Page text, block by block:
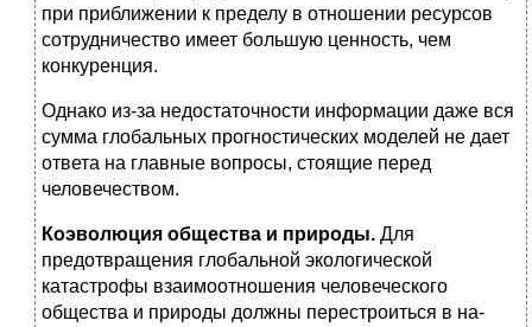
при приближении к пределу в отношении ресурсов
сотруд­ничество имеет большую ценность, чем
конкуренция.
Однако из-за недостаточности информации даже вся
сум­ма глобальных прогностических моделей не дает
ответа на глав­ные вопросы, стоящие перед
человечеством.
Коэволюция общества и природы. Для
предотвращения глобальной экологической
катастрофы взаимоотношения че­ловеческого
общества и природы должны перестроиться в на­